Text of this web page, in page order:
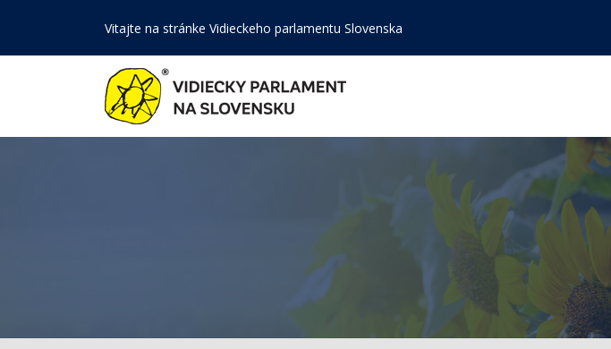
Vitajte na stránke Vidieckeho parlamentu Slovenska